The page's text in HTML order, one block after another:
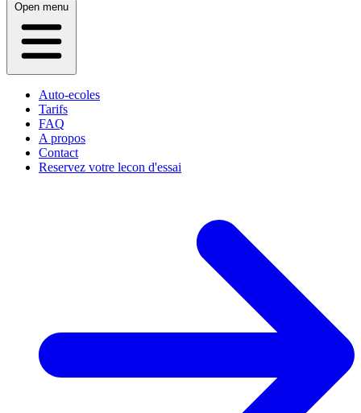
Open menu
Auto-ecoles
Tarifs
FAQ
A propos
Contact
Reservez votre lecon d'essai